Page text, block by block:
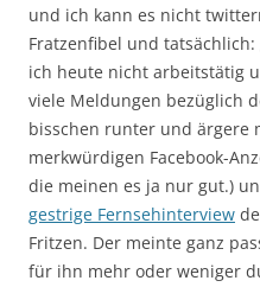
und ich kann es nicht
Fratzenfibel und
ich heute nicht arbeitstätig
viele Meldungen bezüglich
bisschen runter und ärgere
merkwürdigen Facebook-
die meinen es ja nur gut.)
gestrige Fernsehinterview
Fritzen. Der meinte ganz
für ihn mehr oder weniger